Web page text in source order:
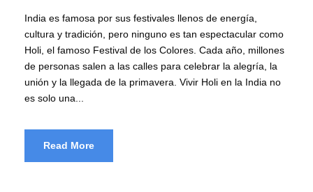
India es famosa por sus festivales llenos de energía,
cultura y tradición, pero ninguno es tan espectacular como
Holi, el famoso Festival de los Colores. Cada año, millones
de personas salen a las calles para celebrar la alegría, la
unión y la llegada de la primavera. Vivir Holi en la India no
es solo una...
Read More